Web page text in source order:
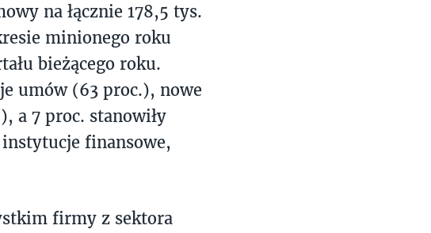
na łącznie 178,5 tys.
minionego roku
bieżącego roku.
umów (63 proc.), nowe
a 7 proc. stanowiły
finansowe,
firmy z sektora